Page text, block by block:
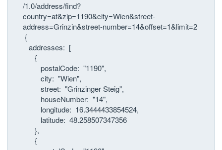
/1.0/address/find?
country=at&zip=1190&city=Wien&street-
address=Grinzin&street-number=14&offset=1&limit=2
{
addresses: [
{
postalCode: "1190",
city: "Wien",
street: "Grinzinger Steig",
houseNumber: "14",
longitude: 16.3444433854524,
latitude: 48.258507347356
},
{